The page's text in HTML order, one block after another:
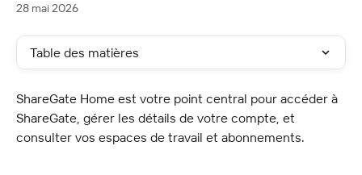
28 mai 2026
Table des matières
ShareGate Home est votre point central pour accéder à
ShareGate, gérer les détails de votre compte, et
consulter vos espaces de travail et abonnements.